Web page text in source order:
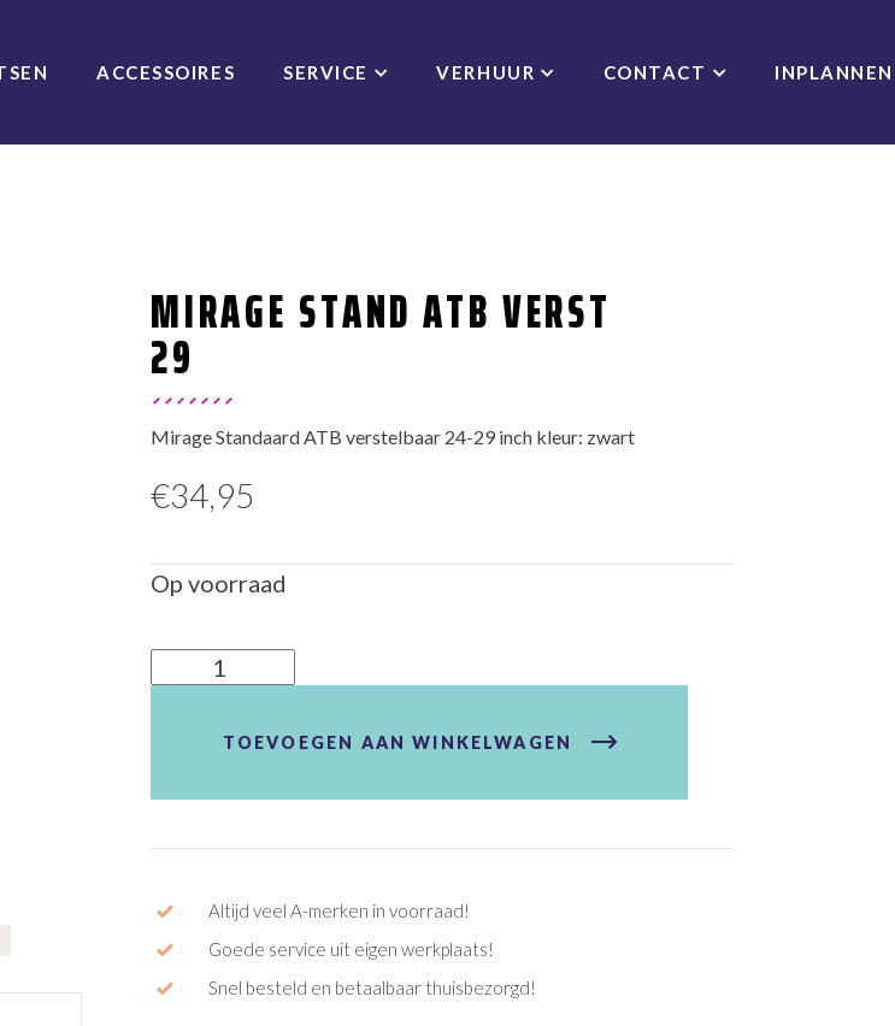
ACCESSOIRES SERVICE VERHUUR CONTACT INPLANNEN
MIRAGE STAND ATB VERST
29
Mirage Standaard ATB verstelbaar 24-29 inch kleur: zwart
€34,95
Op voorraad
stand
aantal
TOEVOEGEN AAN WINKELWAGEN
Altijd veel A-merken in voorraad!
Goede service uit eigen werkplaats!
Snel besteld en betaalbaar thuisbezorgd!